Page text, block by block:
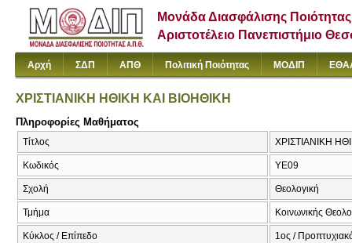
Μονάδα Διασφάλισης Ποιότητας
Αριστοτέλειο Πανεπιστήμιο
Αρχή ΣΔΠ ΑΠΘ Πολιτική Ποιότητας ΜΟΔΙΠ
ΧΡΙΣΤΙΑΝΙΚΗ ΗΘΙΚΗ ΚΑΙ ΒΙΟΗΘΙΚΗ
Πληροφορίες Μαθήματος
Τίτλος ΧΡΙΣΤΙΑΝΙΚΗ
Κωδικός ΥΕ09
Σχολή Θεολογική
Τμήμα Κοινωνικής
Κύκλος / Επίπεδο 1ος /